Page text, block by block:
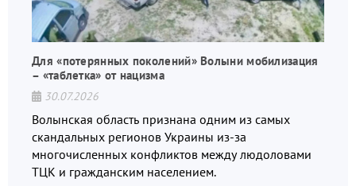
Для «потерянных поколений» Волыни мобилизация
– «таблетка» от нацизма
30.07.2026
Волынская область признана одним из самых
скандальных регионов Украины из-за
многочисленных конфликтов между людоловами
ТЦК и гражданским населением.